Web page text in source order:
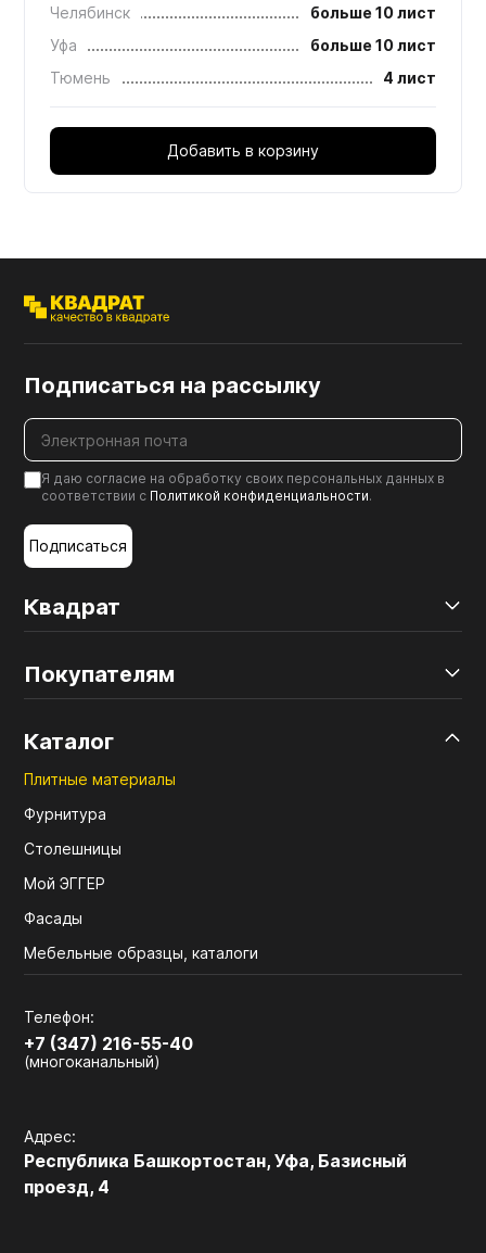
Челябинск
больше 10 лист
Уфа
больше 10 лист
Тюмень
4 лист
Добавить в корзину
Квадрат
Покупателям
Каталог
Плитные материалы
Фурнитура
Столешницы
Мой ЭГГЕР
Фасады
Мебельные образцы, каталоги
Телефон:
+7 (347) 216-55-40
(многоканальный)
Адрес:
Республика Башкортостан, Уфа, Базисный
проезд, 4
Подписаться на рассылку
Я даю согласие на обработку своих персональных данных в
соответствии с Политикой конфиденциальности.
Подписаться